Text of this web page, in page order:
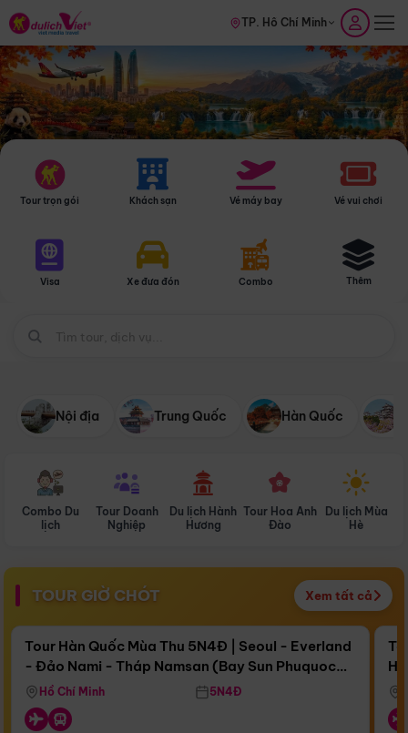
TP. Hồ Chí Minh
Tour trọn gói Khách sạn Vé máy bay Vé vui chơi
Visa Xe đưa đón Combo Thêm
Nội địa Trung Quốc Hàn Quốc
Combo Du
lịch
Tour Doanh
Nghiệp
Du lịch Hành
Hương
Tour Hoa Anh
Đào
Du lịch Mùa
Hè
TOUR GIỜ CHÓT Xem tất cả
Còn16 ngày 19:13:31
Bay Sun Phuquoc Airways
Điểm nổi bật
Tour Hàn Quốc Mùa Thu 5N4Đ | Seoul - Everland
- Đảo Nami - Tháp Namsan (Bay Sun Phuquoc
Airways)
Hồ Chí Minh 5N4Đ